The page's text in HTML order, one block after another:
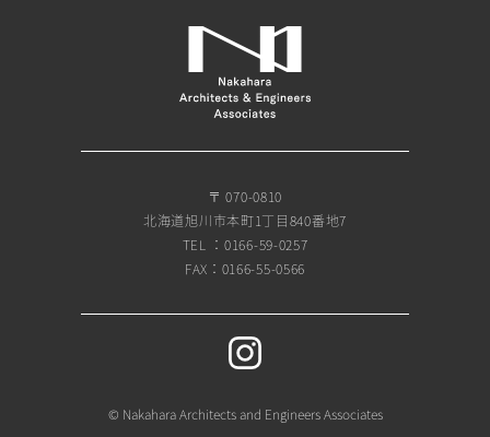
〒 070-0810
北海道旭川市本町1丁目840番地7
TEL ：0166-59-0257
FAX：0166-55-0566
© Nakahara Architects and Engineers Associates